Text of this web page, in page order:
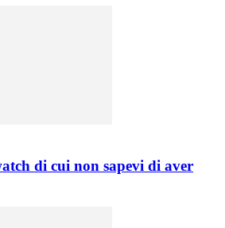
di cui non sapevi di aver